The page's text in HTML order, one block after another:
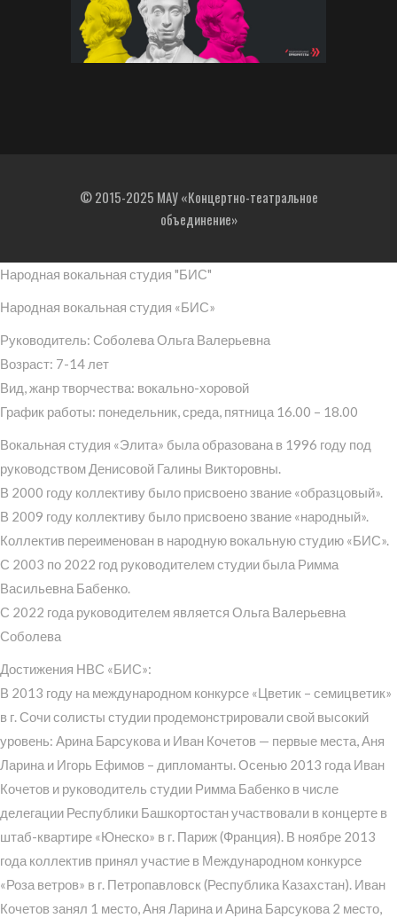
© 2015-2025 МАУ «Концертно-театральное
объединение»
Народная вокальная студия "БИС"
Народная вокальная студия «БИС»
Руководитель: Соболева Ольга Валерьевна
Возраст: 7-14 лет
Вид, жанр творчества: вокально-хоровой
График работы: понедельник, среда, пятница 16.00 – 18.00
Вокальная студия «Элита» была образована в 1996 году под
руководством Денисовой Галины Викторовны.
В 2000 году коллективу было присвоено звание «образцовый».
В 2009 году коллективу было присвоено звание «народный».
Коллектив переименован в народную вокальную студию «БИС».
С 2003 по 2022 год руководителем студии была Римма
Васильевна Бабенко.
С 2022 года руководителем является Ольга Валерьевна
Соболева
Достижения НВС «БИС»:
В 2013 году на международном конкурсе «Цветик – семицветик»
в г. Сочи солисты студии продемонстрировали свой высокий
уровень: Арина Барсукова и Иван Кочетов — первые места, Аня
Ларина и Игорь Ефимов – дипломанты. Осенью 2013 года Иван
Кочетов и руководитель студии Римма Бабенко в числе
делегации Республики Башкортостан участвовали в концерте в
штаб-квартире «Юнеско» в г. Париж (Франция). В ноябре 2013
года коллектив принял участие в Международном конкурсе
«Роза ветров» в г. Петропавловск (Республика Казахстан). Иван
Кочетов занял 1 место, Аня Ларина и Арина Барсукова 2 место,